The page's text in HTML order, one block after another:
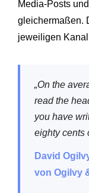
Media-Posts
gleichermaßen.
jeweiligen
„On the
read the
you have
eighty cents
David
von Ogilvy